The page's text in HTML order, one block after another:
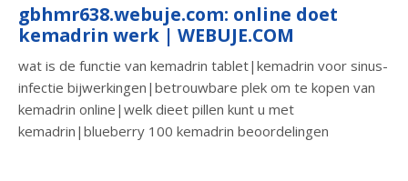
gbhmr638.webuje.com: online doet
kemadrin werk | WEBUJE.COM
wat is de functie van kemadrin tablet|kemadrin voor sinus-
infectie bijwerkingen|betrouwbare plek om te kopen van
kemadrin online|welk dieet pillen kunt u met
kemadrin|blueberry 100 kemadrin beoordelingen